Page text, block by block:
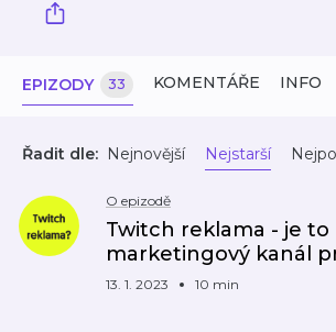
EPIZODY 33 KOMENTÁŘE INFO
Řadit dle: Nejnovější Nejstarší
O epizodě
Twitch reklama - je to
marketingový kanál
13. 1. 2023 10 min